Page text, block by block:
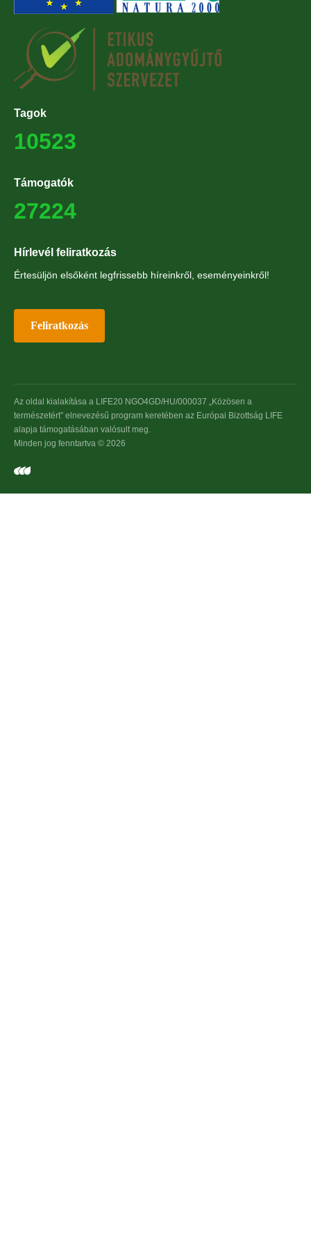
Tagok
10523
Támogatók
27224
Hírlevél feliratkozás
Értesüljön elsőként legfrissebb híreinkről, eseményeinkről!
Feliratkozás
Az oldal kialakítása a LIFE20 NGO4GD/HU/000037 „Közösen a
természetért” elnevezésű program keretében az Európai Bizottság LIFE
alapja támogatásában valósult meg.
Minden jog fenntartva © 2026